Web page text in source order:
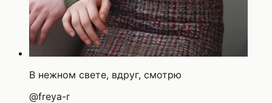
В нежном свете, вдруг, смотрю
@freya-r